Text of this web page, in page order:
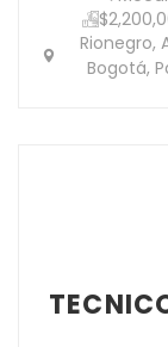
Rionegro,
Bogotá,